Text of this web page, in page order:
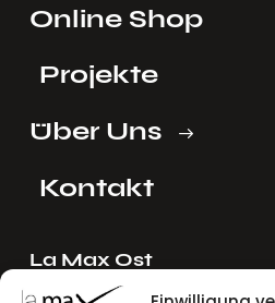
Online Shop
Projekte
Über Uns
Kontakt
La Max Ost